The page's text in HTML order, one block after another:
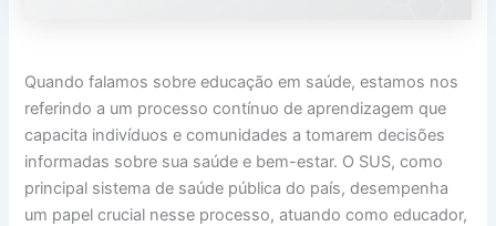
Quando falamos sobre educação em saúde, estamos nos
referindo a um processo contínuo de aprendizagem que
capacita indivíduos e comunidades a tomarem decisões
informadas sobre sua saúde e bem-estar. O SUS, como
principal sistema de saúde pública do país, desempenha
um papel crucial nesse processo, atuando como educador,